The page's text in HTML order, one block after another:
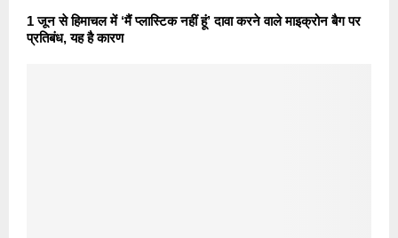
1 जून से हिमाचल में ‘मैं प्लास्टिक नहीं हूं’ दावा करने वाले माइक्रोन बैग पर
प्रतिबंध, यह है कारण